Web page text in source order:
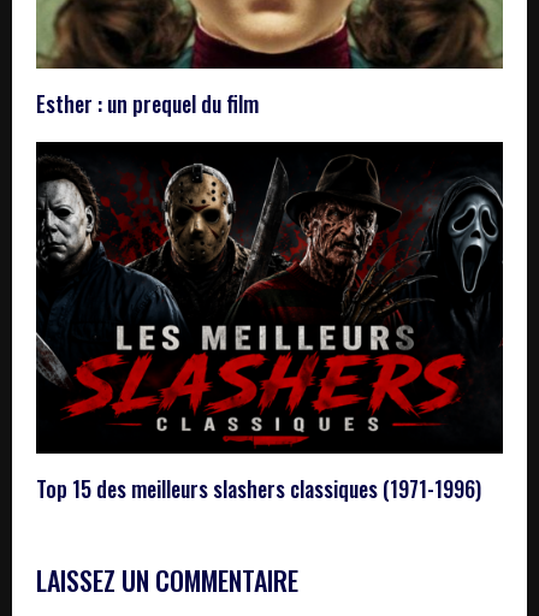
Esther : un prequel du film
Top 15 des meilleurs slashers classiques (1971-1996)
LAISSEZ UN COMMENTAIRE